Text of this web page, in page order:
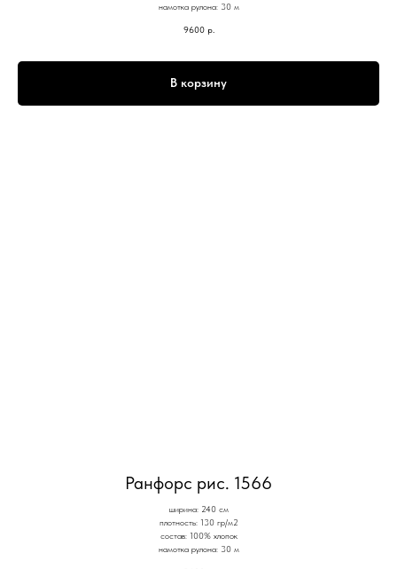
намотка рулона: 30 м
9600 р.
В корзину
Ранфорс рис. 1566
ширина: 240 см
плотность: 130 гр/м2
состав: 100% хлопок
намотка рулона: 30 м